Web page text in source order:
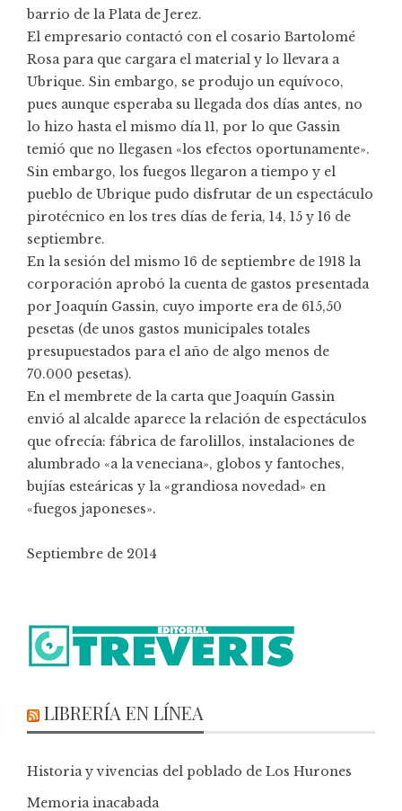
barrio de la Plata de Jerez.
El empresario contactó con el cosario Bartolomé
Rosa para que cargara el material y lo llevara a
Ubrique. Sin embargo, se produjo un equívoco,
pues aunque esperaba su llegada dos días antes, no
lo hizo hasta el mismo día 11, por lo que Gassin
temió que no llegasen «los efectos oportunamente».
Sin embargo, los fuegos llegaron a tiempo y el
pueblo de Ubrique pudo disfrutar de un espectáculo
pirotécnico en los tres días de feria, 14, 15 y 16 de
septiembre.
En la sesión del mismo 16 de septiembre de 1918 la
corporación aprobó la cuenta de gastos presentada
por Joaquín Gassin, cuyo importe era de 615,50
pesetas (de unos gastos municipales totales
presupuestados para el año de algo menos de
70.000 pesetas).
En el membrete de la carta que Joaquín Gassin
envió al alcalde aparece la relación de espectáculos
que ofrecía: fábrica de farolillos, instalaciones de
alumbrado «a la veneciana», globos y fantoches,
bujías esteáricas y la «grandiosa novedad» en
«fuegos japoneses».
Septiembre de 2014
LIBRERÍA EN LÍNEA
Historia y vivencias del poblado de Los Hurones
Memoria inacabada